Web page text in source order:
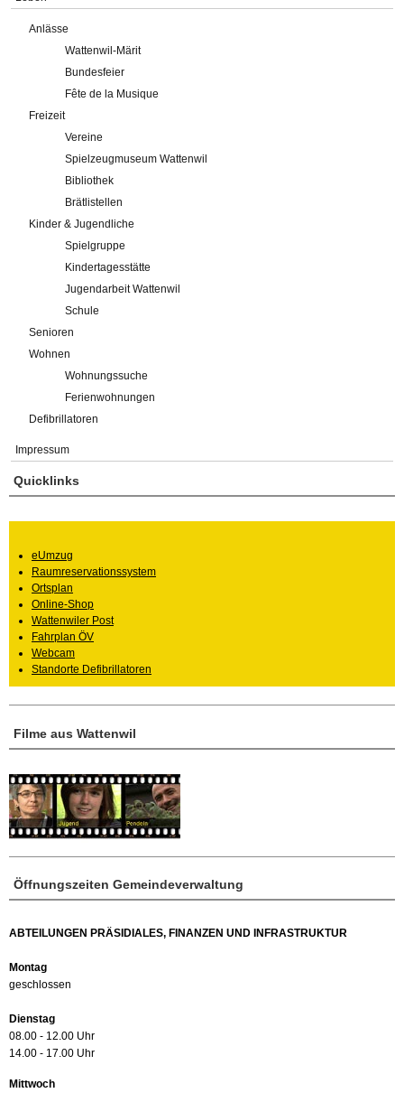
Anlässe
Wattenwil-Märit
Bundesfeier
Fête de la Musique
Freizeit
Vereine
Spielzeugmuseum Wattenwil
Bibliothek
Brätlistellen
Kinder & Jugendliche
Spielgruppe
Kindertagesstätte
Jugendarbeit Wattenwil
Schule
Senioren
Wohnen
Wohnungssuche
Ferienwohnungen
Defibrillatoren
Impressum
Öffnungszeiten Gemeindeverwaltung
ABTEILUNGEN PRÄSIDIALES, FINANZEN UND INFRASTRUKTUR
Montag
geschlossen
Dienstag
08.00 - 12.00 Uhr
14.00 - 17.00 Uhr
Mittwoch
Filme aus Wattenwil
Quicklinks
eUmzug
Raumreservationssystem
Ortsplan
Online-Shop
Wattenwiler Post
Fahrplan ÖV
Webcam
Standorte Defibrillatoren